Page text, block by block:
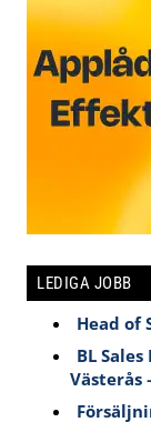
LEDIGA JOBB
Head of
BL
Västerås